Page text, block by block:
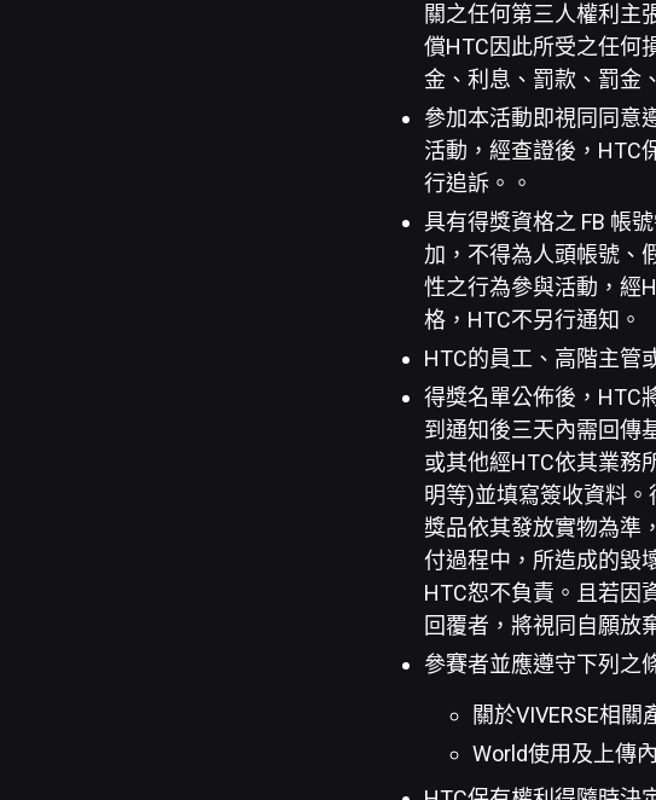
關之任何第三人權利主
償HTC因此所受之任何
金、利息、罰款、罰金
參加本活動即視同同意
活動，經查證後，HTC
行追訴。。
具有得獎資格之 FB 帳
加，不得為人頭帳號、
性之行為參與活動，經
格，HTC不另行通知。
HTC的員工、高階主管
得獎名單公佈後，HTC
到通知後三天內需回傳
或其他經HTC依其業務
明等)並填寫簽收資料
獎品依其發放實物為準
付過程中，所造成的毀
HTC恕不負責。且若因
回覆者，將視同自願放
參賽者並應遵守下列之
關於VIVERSE相關
World使用及上傳